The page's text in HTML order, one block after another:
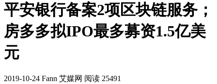
平安银行备案2项区块链服务；
房多多拟IPO最多募资1.5亿美
元
2019-10-24 Fann 艾媒网 阅读 25491